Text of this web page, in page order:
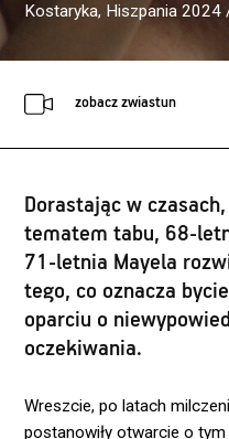
Kostaryka, Hiszpania 2024
zobacz zwiastun
Dorastając w
tematem tabu, 68-
71-letnia Mayela
tego, co oznacza
oparciu o
oczekiwania.
Wreszcie, po latach
postanowiły otwarcie o